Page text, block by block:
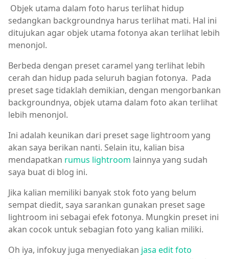
Objek utama dalam foto harus terlihat hidup
sedangkan backgroundnya harus terlihat mati. Hal ini
ditujukan agar objek utama fotonya akan terlihat lebih
menonjol.
Berbeda dengan preset caramel yang terlihat lebih
cerah dan hidup pada seluruh bagian fotonya. Pada
preset sage tidaklah demikian, dengan mengorbankan
backgroundnya, objek utama dalam foto akan terlihat
lebih menonjol.
Ini adalah keunikan dari preset sage lightroom yang
akan saya berikan nanti. Selain itu, kalian bisa
mendapatkan rumus lightroom lainnya yang sudah
saya buat di blog ini.
Jika kalian memiliki banyak stok foto yang belum
sempat diedit, saya sarankan gunakan preset sage
lightroom ini sebagai efek fotonya. Mungkin preset ini
akan cocok untuk sebagian foto yang kalian miliki.
Oh iya, infokuy juga menyediakan jasa edit foto